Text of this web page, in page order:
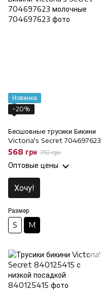
Новинка
−20%
Бесшовные трусики Бикини
Victoria's Secret 704697623
молочные, M
568 грн 710 грн
Оптовые цены
Хочу!
Размер
S M